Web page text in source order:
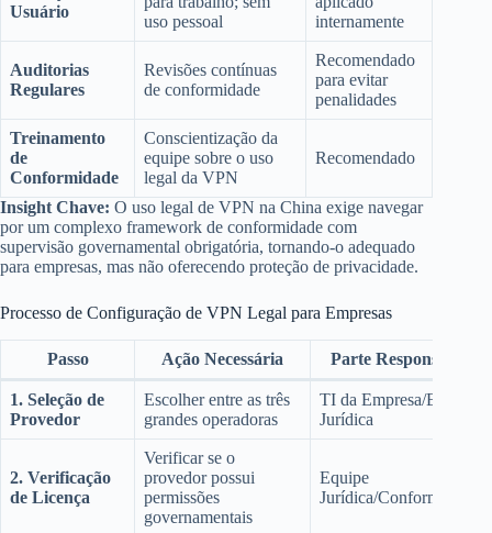
Usuário
uso pessoal
internamente
Auditorias
Regulares
Revisões contínuas
de conformidade
Recomendado
para evitar
penalidades
Treinamento
de
Conformidade
Conscientização da
equipe sobre o uso
legal da VPN
Recomendado
Insight Chave: O uso legal de VPN na China exige navegar
por um complexo framework de conformidade com
supervisão governamental obrigatória, tornando-o adequado
para empresas, mas não oferecendo proteção de privacidade.
Processo de Configuração de VPN Legal para Empresas
Passo Ação Necessária Parte Responsável
1. Seleção de
Provedor
Escolher entre as três
grandes operadoras
TI da Empresa/Equipe
Jurídica
2. Verificação
de Licença
Verificar se o
provedor possui
permissões
governamentais
Equipe
Jurídica/Conformidade